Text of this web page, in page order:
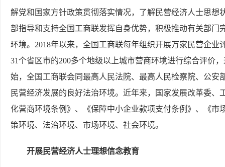
解党和国家方针政策贯彻落实情况，了解民营经济人士思
部指导和支持全国工商联发挥自身优势，积极推动有关部
环境。2018年以来，全国工商联每年组织开展万家民营企
31个省区市的200多个地级以上城市营商环境进行综合评价
始，全国工商联会同最高人民法院、最高人民检察院、公
民营经济发展的良好法治环境。近年来，国家发展改革委
化营商环境条例》、《保障中小企业款项支付条例》、《
策环境、法治环境、市场环境、社会环境。
开展民营经济人士理想信念教育